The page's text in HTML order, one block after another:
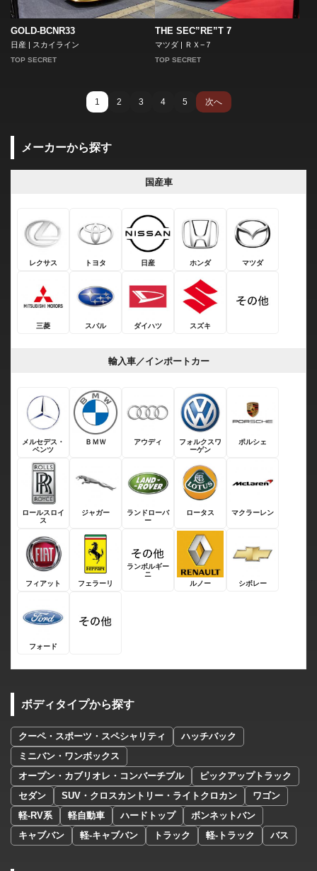
GOLD-BCNR33
日産 | スカイライン
TOP SECRET
THE SEC”RE”T 7
マツダ | ＲＸ−７
TOP SECRET
1 2 3 4 5 次へ
メーカーから探す
国産車
レクサス トヨタ 日産 ホンダ マツダ
三菱 スバル ダイハツ スズキ
輸入車／インポートカー
メルセデス・
ベンツ
ＢＭＷ アウディ
フォルクスワ
ーゲン
ポルシェ
ロールスロイ
ス
ジャガー
ランドローバ
ー
ロータス マクラーレン
フィアット フェラーリ
ランボルギー
ニ
ルノー
シボレー
フォード
ボディタイプから探す
クーペ・スポーツ・スペシャリティ
ハッチバック
ミニバン・ワンボックス
オープン・カブリオレ・コンバーチブル
ピックアップトラック
セダン
SUV・クロスカントリー・ライトクロカン
ワゴン
軽-RV系
軽自動車 ハードトップ
ボンネットバン
キャブバン
軽-キャブバン トラック 軽-トラック バス